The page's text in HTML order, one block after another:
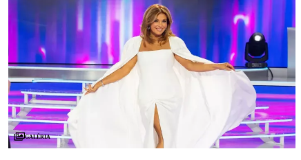
Galéria